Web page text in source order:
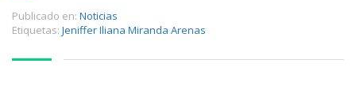
Publicado en: Noticias
Etiquetas: Jeniffer Iliana Miranda Arenas